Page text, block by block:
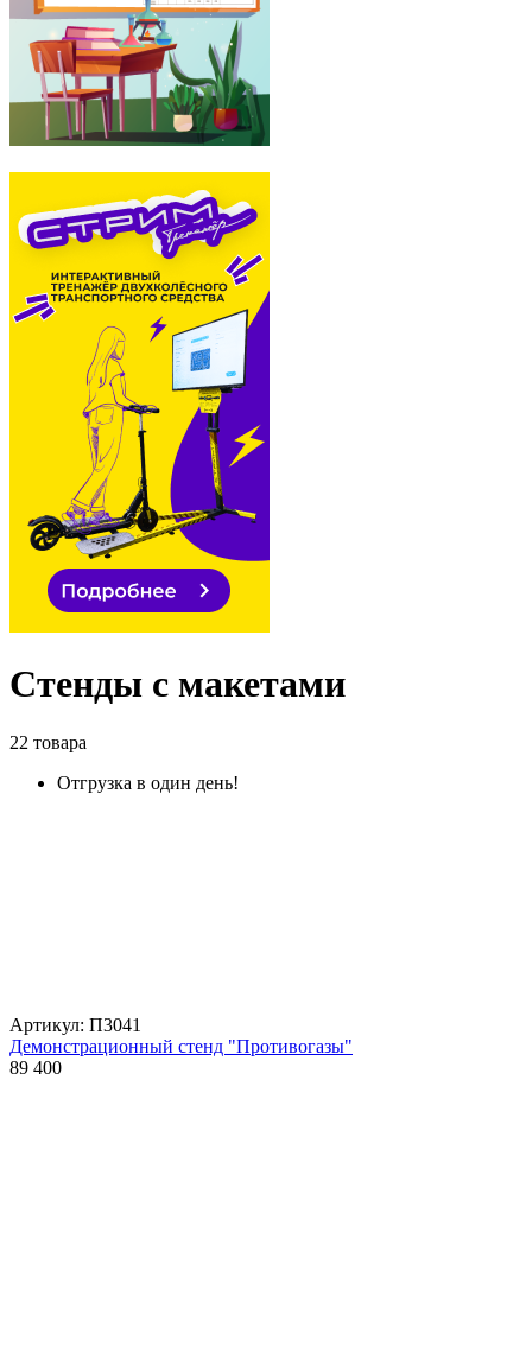
Стенды с макетами
22 товара
Отгрузка в один день!
Артикул: П3041
Демонстрационный стенд "Противогазы"
89 400